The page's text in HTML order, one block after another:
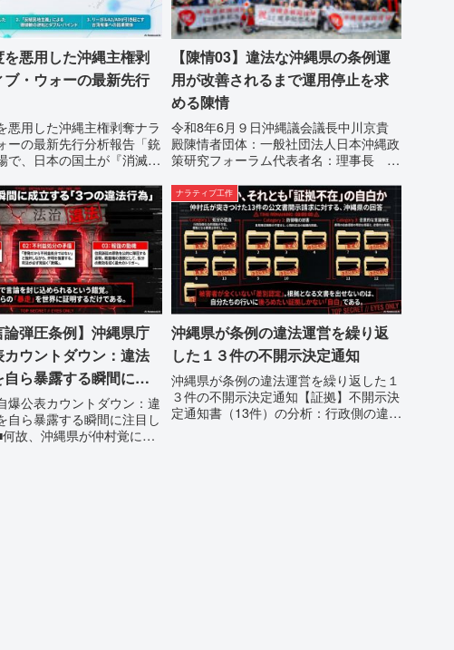
を悪用した沖縄主権剥
・ウォーの最新先行
悪用した沖縄主権剥奪ナラ
ーの最新先行分析報告「銃
で、日本の国土が『消滅』
する以前に始まっていま
う国際的な舞台で、巧妙な
ティブ）」が張...
【陳情03】違法な沖縄県の条例運
用が改善されるまで運用停止を求
める陳情
令和8年6月９日沖縄議会議長中川京貴
殿陳情者団体：一般社団法人日本沖縄政
策研究フォーラム代表者名：理事長 仲
080-違法な沖縄県の条例運用が改善され
るまで運用停止を求める陳情陳情の趣旨
沖縄県は、「沖縄県...
論弾圧条例】沖縄県庁
ウントダウン：違法
ら暴露する瞬間に注
さい
爆公表カウントダウン：違
自ら暴露する瞬間に注目し
故、沖縄県が仲村覚に差
ナラティブ工作
沖縄県が条例の違法運営を繰り返
した１３件の不開示決定通知
沖縄県が条例の違法運営を繰り返した１
３件の不開示決定通知【証拠】不開示決
定通知書（13件）の分析：行政側の違法